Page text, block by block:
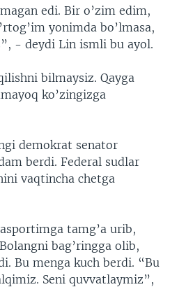
edi. Bir o’zim edim,
yonimda bo’lmasa,
- deydi Lin ismli bu ayol.
bilmaysiz. Qayga
ko’zingizga
demokrat senator
berdi. Federal sudlar
vaqtincha chetga
tamg’a urib,
bag’ringga olib,
Bu menga kuch berdi. “Bu
Seni quvvatlaymiz”,